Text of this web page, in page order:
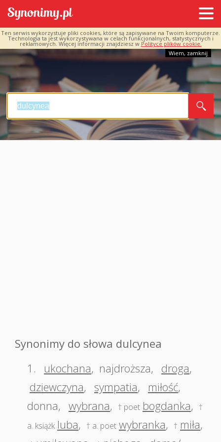
Ten serwis wykorzystuje pliki cookies, które są zapisywane na Twoim komputerze.
Technologia ta jest wykorzystywana w celach funkcjonalnych, statystycznych i
reklamowych. Więcej informacji znajdziesz w Polityce plików cookie.
Wiem, zamknij
Synonimy do słowa dulcynea
1.
ukochana, najdroższa, droga,
dziewczyna, sympatia, miłość,
donna, wybrana, † poet bogdanka,
†
a. książk luba, † a. poet wybranka, † miła,